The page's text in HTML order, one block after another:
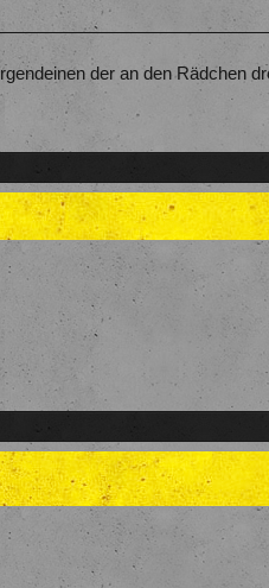
der an den Rädchen